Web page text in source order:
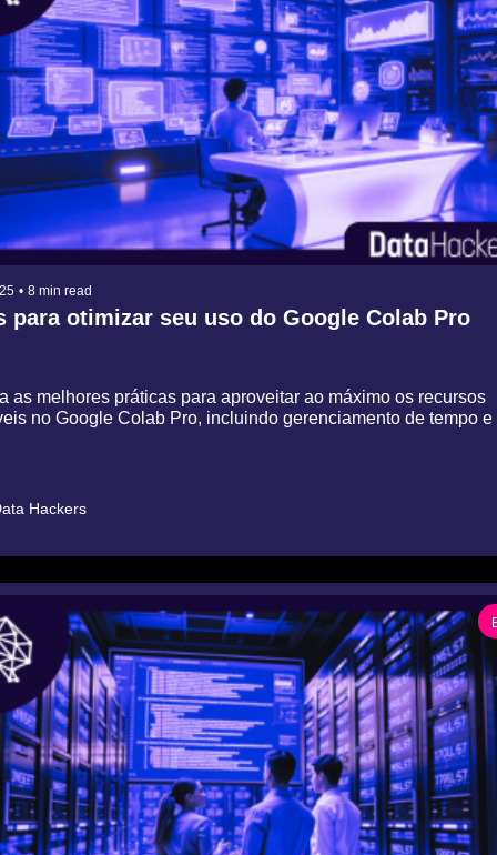
• 8 min read
para otimizar seu uso do Google Colab Pro
as melhores práticas para aproveitar ao máximo os recursos
no Google Colab Pro, incluindo gerenciamento de tempo e
Hackers